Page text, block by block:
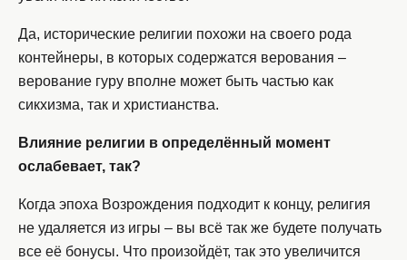
Да, исторические религии похожи на своего рода
контейнеры, в которых содержатся верования –
верование гуру вполне может быть частью как
сикхизма, так и христианства.
Влияние религии в определённый момент
ослабевает, так?
Когда эпоха Возрождения подходит к концу, религия
не удаляется из игры – вы всё так же будете получать
все её бонусы. Что произойдёт, так это увеличится